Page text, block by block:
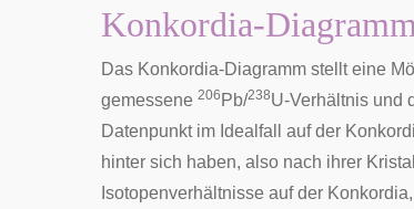
Konkordia-Diagramm
Das Konkordia-Diagramm stellt eine
gemessene 206 Pb/238U-Verhältnis und
Datenpunkt im Idealfall auf der
hinter sich haben, also nach ihrer
Isotopenverhältnisse auf der